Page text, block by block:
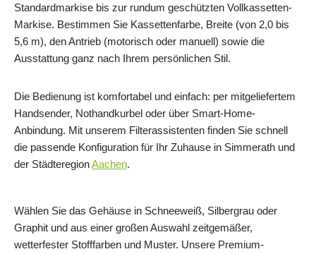
Standardmarkise bis zur rundum geschützten Vollkassetten-
Markise. Bestimmen Sie Kassettenfarbe, Breite (von 2,0 bis
5,6 m), den Antrieb (motorisch oder manuell) sowie die
Ausstattung ganz nach Ihrem persönlichen Stil.
Die Bedienung ist komfortabel und einfach: per mitgeliefertem
Handsender, Nothandkurbel oder über Smart-Home-
Anbindung. Mit unserem Filterassistenten finden Sie schnell
die passende Konfiguration für Ihr Zuhause in Simmerath und
der StädteregionAachen.
Wählen Sie das Gehäuse in Schneeweiß, Silbergrau oder
Graphit und aus einer großen Auswahl zeitgemäßer,
wetterfester Stofffarben und Muster. Unsere Premium-